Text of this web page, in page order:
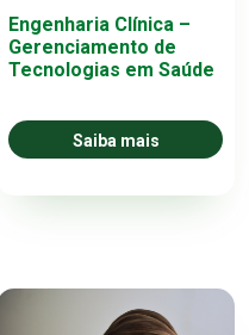
Engenharia Clínica –
Gerenciamento de
Tecnologias em Saúde
Saiba mais